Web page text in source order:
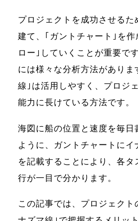
プロジェクトを成功させるた
建て、｢ガントチャート｣を作
ロー｣していくことが重要で
には様々な分析方法がありま
線｣は活用しやすく、プロジ
能力に長けている方法です。
海図に船の位置と速度を毎日
ように、ガントチャートにイ
を記載することにより、各タ
行が一目で分かります。
この記事では、プロジェクト